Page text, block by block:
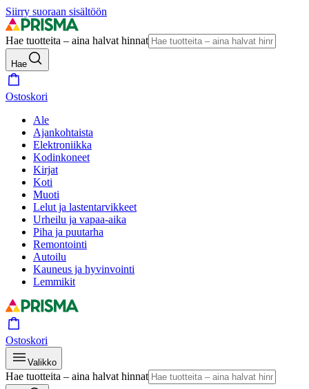
Siirry suoraan sisältöön
Hae tuotteita – aina halvat hinnat
Hae
Ostoskori
Ale
Ajankohtaista
Elektroniikka
Kodinkoneet
Kirjat
Koti
Muoti
Lelut ja lastentarvikkeet
Urheilu ja vapaa-aika
Piha ja puutarha
Remontointi
Autoilu
Kauneus ja hyvinvointi
Lemmikit
Ostoskori
Valikko
Hae tuotteita – aina halvat hinnat